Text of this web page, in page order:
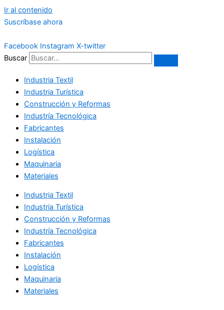
Ir al contenido
Suscríbase ahora
Facebook Instagram X-twitter
Buscar
Industria Textil
Industria Turística
Construcción y Reformas
Industría Tecnológica
Fabricantes
Instalación
Logística
Maquinaria
Materiales
Industria Textil
Industria Turística
Construcción y Reformas
Industría Tecnológica
Fabricantes
Instalación
Logística
Maquinaria
Materiales